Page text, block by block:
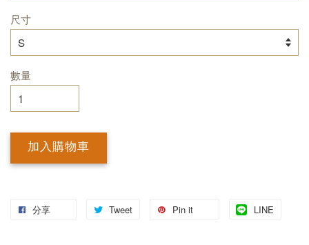
尺寸
數量
加入購物車
分享 Tweet Pin it LINE